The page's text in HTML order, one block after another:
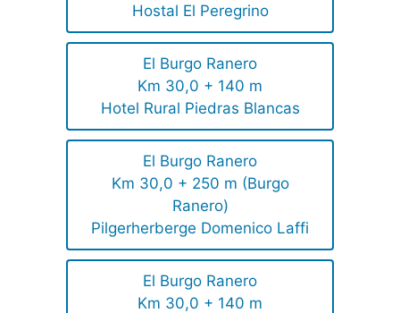
Hostal El Peregrino
El Burgo Ranero
Km 30,0 + 140 m
Hotel Rural Piedras Blancas
El Burgo Ranero
Km 30,0 + 250 m (Burgo
Ranero)
Pilgerherberge Domenico Laffi
El Burgo Ranero
Km 30,0 + 140 m